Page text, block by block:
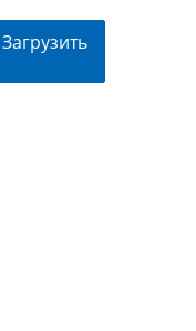
Загрузить